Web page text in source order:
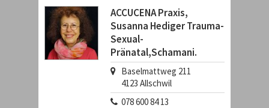
ACCUCENA Praxis,
Susanna Hediger Trauma-
Sexual-
Pränatal,Schamani.
Baselmattweg 211
4123 Allschwil
078 600 84 13